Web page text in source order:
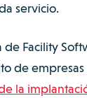
servicio.
Facility
de
la